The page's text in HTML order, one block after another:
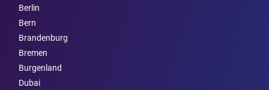
Berlin
Bern
Brandenburg
Bremen
Burgen­land
Dubai